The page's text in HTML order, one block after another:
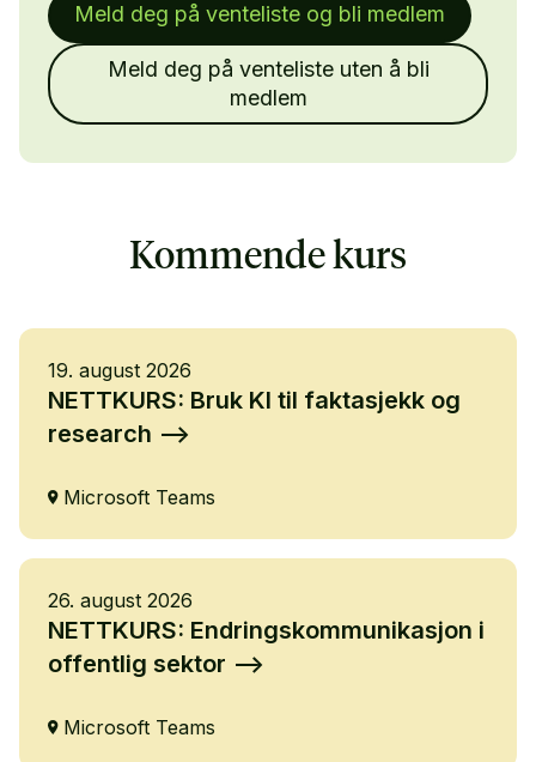
Meld deg på venteliste og bli medlem
Meld deg på venteliste uten å bli
medlem
Kommende kurs
19. august 2026
NETTKURS: Bruk KI til faktasjekk og
research
Microsoft Teams
26. august 2026
NETTKURS: Endringskommunikasjon i
offentlig sektor
Microsoft Teams